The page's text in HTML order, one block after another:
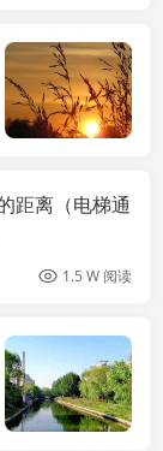
距离（电梯通
1.5 W 阅读